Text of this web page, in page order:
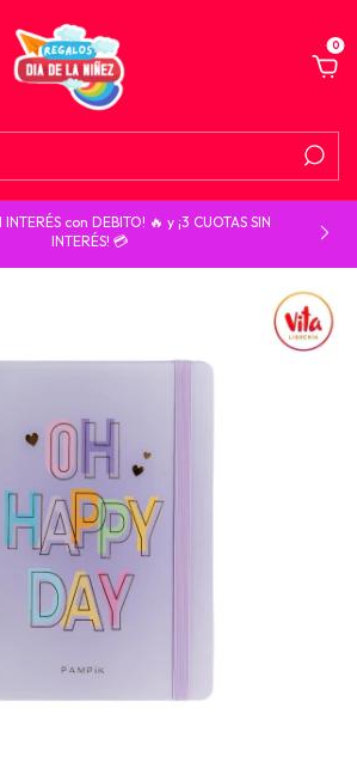
0
INTERÉS con DEBITO! 🔥 y ¡3 CUOTAS SIN
INTERÉS! 💳